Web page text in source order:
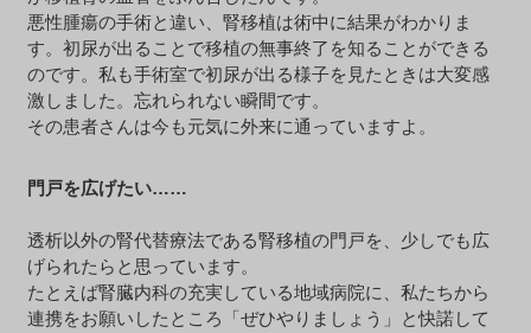
悪性腫瘍の手術と違い、腎移植は術中に結果がわかりま
す。初尿が出ることで移植の無事終了を知ることができる
のです。私も手術室で初尿が出る様子を見たときは大変感
激しました。忘れられない瞬間です。
その患者さんは今も元気に外来に通っていますよ。
門戸を広げたい……
透析以外の腎代替療法である腎移植の門戸を、少しでも広
げられたらと思っています。
たとえば腎臓内科の充実している地域病院に、私たちから
連携をお願いしたところ「ぜひやりましょう」と快諾して